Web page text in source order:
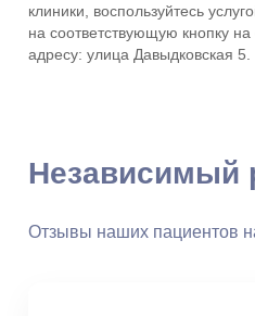
клиники, воспользуйтесь
на соответствующую кнопку
адресу: улица Давыдковская 5.
Независимый
Отзывы наших пациентов